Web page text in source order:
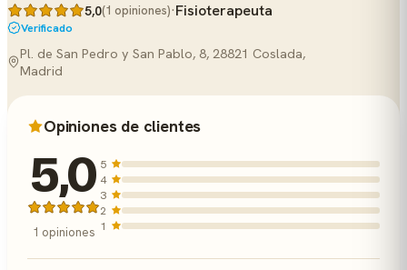
5,0(1 opiniones)·Fisioterapeuta
Verificado
Pl. de San Pedro y San Pablo, 8, 28821 Coslada,
Madrid
Opiniones de clientes
5,0
1 opiniones
5
4
3
2
1